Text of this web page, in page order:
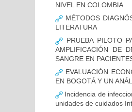
NIVEL EN COLOMBIA
MÉTODOS
LITERATURA
PRUEBA PILOTO
AMPLIFICACIÓN DE
SANGRE EN
EVALUACIÓN
EN BOGOTÁ Y UN
Incidencia de
unidades de cuidados